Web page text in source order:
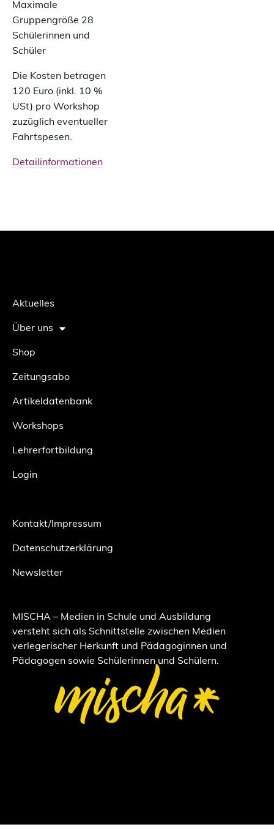
Maximale
Gruppengröße 28
Schülerinnen und
Schüler
Die Kosten betragen
120 Euro (inkl. 10 %
USt) pro Workshop
zuzüglich eventueller
Fahrtspesen.
Detailinformationen
Aktuelles
Über uns
Shop
Zeitungsabo
Artikeldatenbank
Workshops
Lehrerfortbildung
Login
Kontakt/Impressum
Datenschutzerklärung
Newsletter
MISCHA – Medien in Schule und Ausbildung
versteht sich als Schnittstelle zwischen Medien
verlegerischer Herkunft und Pädagoginnen und
Pädagogen sowie Schülerinnen und Schülern.